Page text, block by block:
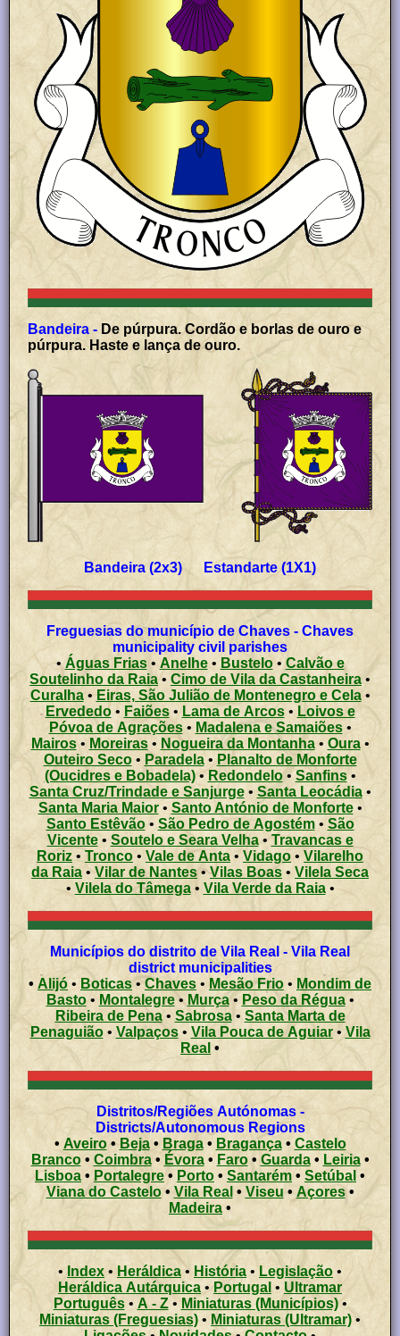
Bandeira - De púrpura. Cordão e borlas de ouro e
púrpura. Haste e lança de ouro.
Bandeira (2x3) Estandarte (1X1)
Freguesias do município de Chaves - Chaves
municipality civil parishes
•Águas Frias• Anelhe• Bustelo• Calvão e
Soutelinho da Raia• Cimo de Vila da Castanheira •
Curalha• Eiras, São Julião de Montenegro e Cela•
Ervededo• Faiões• Lama de Arcos• Loivos e
Póvoa de Agrações• Madalena e Samaiões•
Mairos• Moreiras• Nogueira da Montanha• Oura•
Outeiro Seco• Paradela• Planalto de Monforte
(Oucidres e Bobadela)• Redondelo•Sanfins•
Santa Cruz/Trindade e Sanjurge•Santa Leocádia•
Santa Maria Maior• Santo António de Monforte•
Santo Estêvão• São Pedro de Agostém• São
Vicente• Soutelo e Seara Velha•Travancas e
Roriz • Tronco • Vale de Anta •Vidago • Vilarelho
da Raia •Vilar de Nantes•Vilas Boas • Vilela Seca
• Vilela do Tâmega• Vila Verde da Raia•
Municípios do distrito de Vila Real - Vila Real
district municipalities
• Alijó • Boticas •Chaves • Mesão Frio • Mondim de
Basto• Montalegre• Murça• Peso da Régua•
Ribeira de Pena• Sabrosa•Santa Marta de
Penaguião• Valpaços• Vila Pouca de Aguiar• Vila
Real •
Distritos/Regiões Autónomas -
Districts/Autonomous Regions
• Aveiro• Beja• Braga• Bragança• Castelo
Branco• Coimbra• Évora• Faro• Guarda• Leiria•
Lisboa • Portalegre • Porto • Santarém • Setúbal •
Viana do Castelo• Vila Real • Viseu • Açores •
Madeira •
• Index • Heráldica • História • Legislação •
Heráldica Autárquica •Portugal • Ultramar
Português• A - Z• Miniaturas (Municípios)•
Miniaturas (Freguesias)• Miniaturas (Ultramar) •